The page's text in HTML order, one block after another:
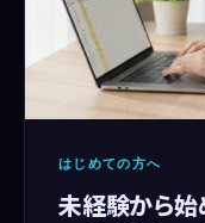
はじめての方へ
未経験から始